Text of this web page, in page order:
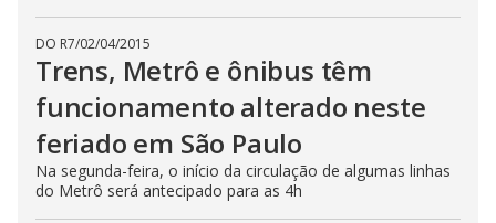
DO R7/02/04/2015
Trens, Metrô e ônibus têm
funcionamento alterado neste
feriado em São Paulo
Na segunda-feira, o início da circulação de algumas linhas
do Metrô será antecipado para as 4h